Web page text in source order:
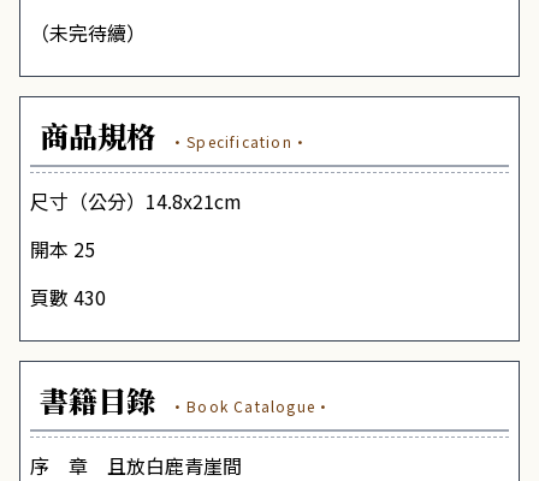
（未完待續）
商品規格 ·Specification·
尺寸（公分）14.8x21cm
開本 25
頁數 430
書籍目錄 ·Book Catalogue·
序 章 且放白鹿青崖間